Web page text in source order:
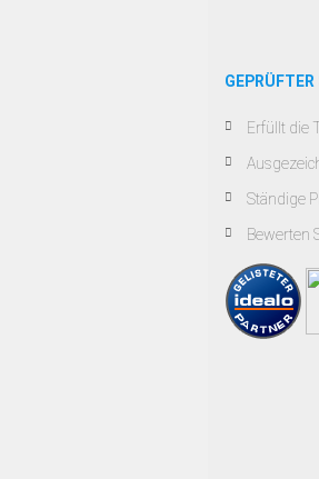
GEPRÜFTER
Erfüllt die
Ständige
Bewerten